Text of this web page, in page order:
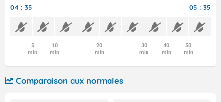
04 : 35 05 : 35
5
min
10
min
20
min
30
min
40
min
50
min
Comparaison aux normales